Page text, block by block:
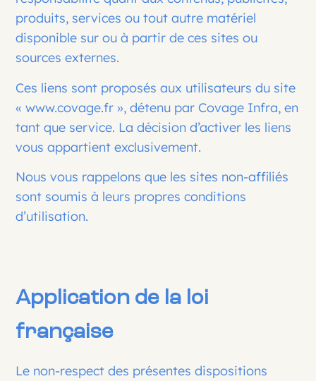
produits, services ou tout autre matériel
disponible sur ou à partir de ces sites ou
sources externes.
Ces liens sont proposés aux utilisateurs du site
« www.covage.fr », détenu par Covage Infra, en
tant que service. La décision d’activer les liens
vous appartient exclusivement.
Nous vous rappelons que les sites non-affiliés
sont soumis à leurs propres conditions
d’utilisation.
Application de la loi
française
Le non-respect des présentes dispositions